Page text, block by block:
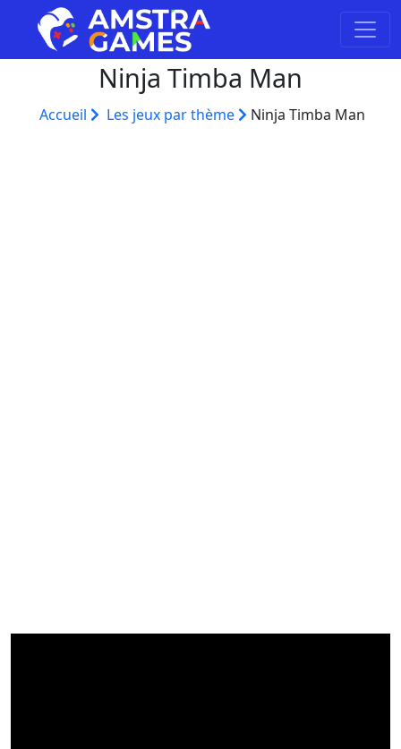
Ninja Timba Man
Accueil Les jeux par thème Ninja Timba Man